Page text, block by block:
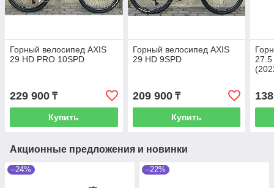
Горный велосипед AXIS
29 HD PRO 10SPD
229 900 ₸
Купить
Горный велосипед AXIS
29 HD 9SPD
209 900₸
Купить
27.5
Акционные предложения и новинки
–24% –22%